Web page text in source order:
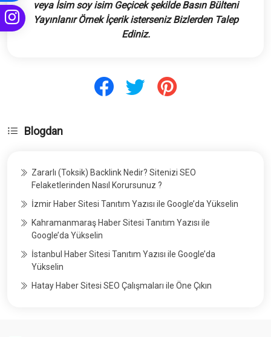
veya İsim soy isim Geçicek şekilde Basın Bülteni
Yayınlanır Örnek İçerik isterseniz Bizlerden Talep
Ediniz.
Blogdan
Zararlı (Toksik) Backlink Nedir? Sitenizi SEO
Felaketlerinden Nasıl Korursunuz ?
İzmir Haber Sitesi Tanıtım Yazısı ile Google’da Yükselin
Kahramanmaraş Haber Sitesi Tanıtım Yazısı ile
Google’da Yükselin
İstanbul Haber Sitesi Tanıtım Yazısı ile Google’da
Yükselin
Hatay Haber Sitesi SEO Çalışmaları ile Öne Çıkın